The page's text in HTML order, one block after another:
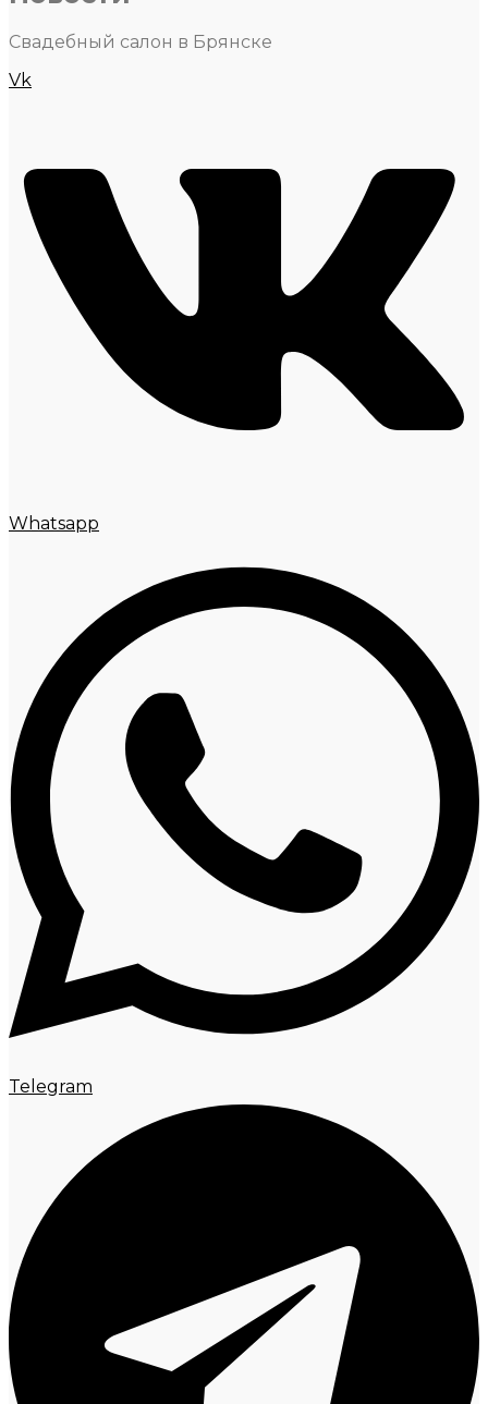
Свадебный салон в Брянске
Vk
Whatsapp
Telegram